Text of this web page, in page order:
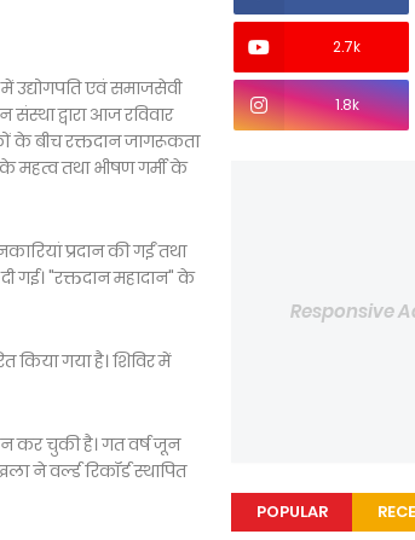
उद्योगपति एवं समाजसेवी
द्वारा आज रविवार
के बीच रक्तदान जागरूकता
महत्व तथा भीषण गर्मी के
प्रदान की गईं तथा
गई। "रक्तदान महादान" के
किया गया है। शिविर में
कर चुकी है। गत वर्ष जून
ने वर्ल्ड रिकॉर्ड स्थापित
2.7k
1.8k
Responsive
POPULAR